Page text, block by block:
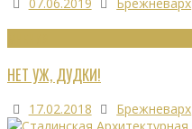
НЕТ УЖ, ДУДКИ!
17.02.2018 Брежневарх